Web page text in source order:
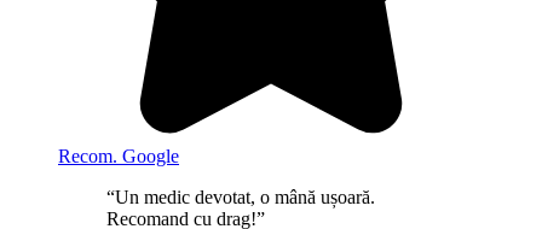
Recom. Google
“Un medic devotat, o mână ușoară.
Recomand cu drag!”